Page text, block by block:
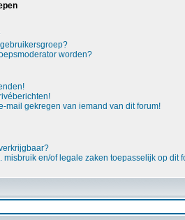
worden?
mail gekregen van iemand van dit forum!
misbruik en/of legale zaken toepasselijk op dit